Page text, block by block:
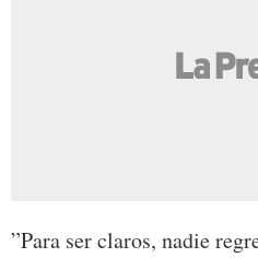
”Para ser claros, nadie